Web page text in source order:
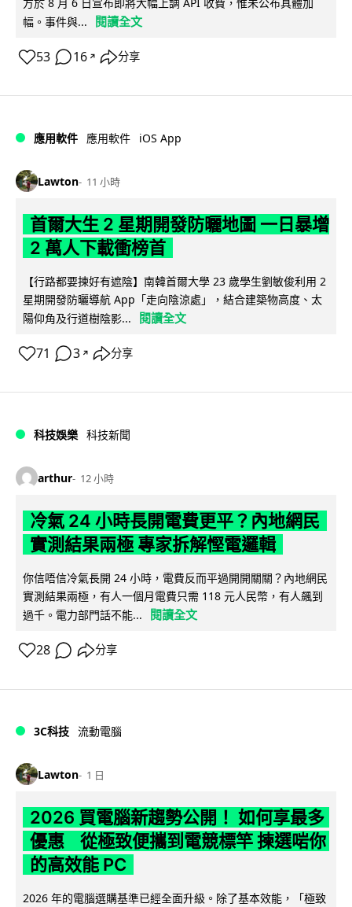
幅。事件與...
閱讀全文
53 16 ↗ 分享
應用軟件 應用軟件 iOS App
Lawton 11 小時
首爾大生 2 星期開發防曬地圖 一日暴增
2 萬人下載衝榜首
【行路都要揀好有遮陰】南韓首爾大學 23 歲學生劉敏俊利用 2
星期開發防曬導航 App「走向陰涼處」，結合建築物高度、太
陽仰角及行道樹陰影...
閱讀全文
71 3 ↗ 分享
科技娛樂 科技新聞
arthur 12 小時
冷氣 24 小時長開電費更平？內地網民
實測結果兩極 專家拆解慳電邏輯
你信唔信冷氣長開 24 小時，電費反而平過開開關關？內地網民
實測結果兩極，有人一個月電費只需 118 元人民幣，有人飆到
過千。電力部門話不能...
閱讀全文
28 分享
3C科技 流動電腦
Lawton 1 日
2026 買電腦新趨勢公開！ 如何享最多
優惠 從極致便攜到電競標竿 揀選啱你
的高效能 PC
2026 年的電腦選購基準已經全面升級。除了基本效能，「極致